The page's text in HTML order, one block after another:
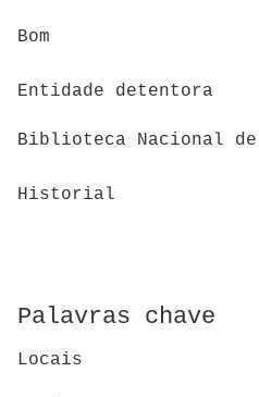
Bom
Entidade detentora
Biblioteca Nacional
Historial
Palavras chave
Locais